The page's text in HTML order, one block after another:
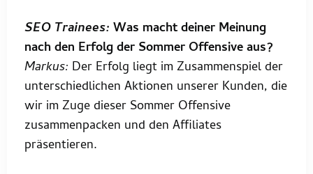
SEO Trainees: Was macht deiner Meinung
nach den Erfolg der Sommer Offensive aus?
Markus: Der Erfolg liegt im Zusammenspiel der
unterschiedlichen Aktionen unserer Kunden, die
wir im Zuge dieser Sommer Offensive
zusammenpacken und den Affiliates
präsentieren.